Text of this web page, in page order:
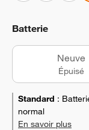
Batterie
Neuve
Épuisé
Standard :
normal
En savoir plus